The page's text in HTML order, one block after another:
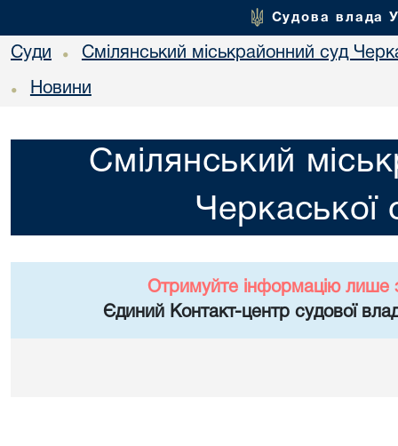
Судова влада
Суди • Смілянський міськрайонний суд
• Новини
Смілянський
Черкаської
Отримуйте інформацію лише
Єдиний Контакт-центр судової